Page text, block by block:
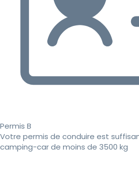
Permis B
Votre permis de conduire est
camping-car de moins de 3500 kg